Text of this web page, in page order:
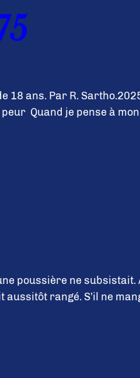
18 ans. Par R.
Quand je pense à
poussière ne
aussitôt rangé. S’il ne